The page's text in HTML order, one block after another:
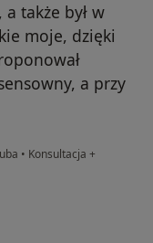
także był w
moje, dzięki
a przy
• Konsultacja +